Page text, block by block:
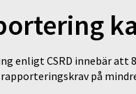
enligt CSRD innebär att
på